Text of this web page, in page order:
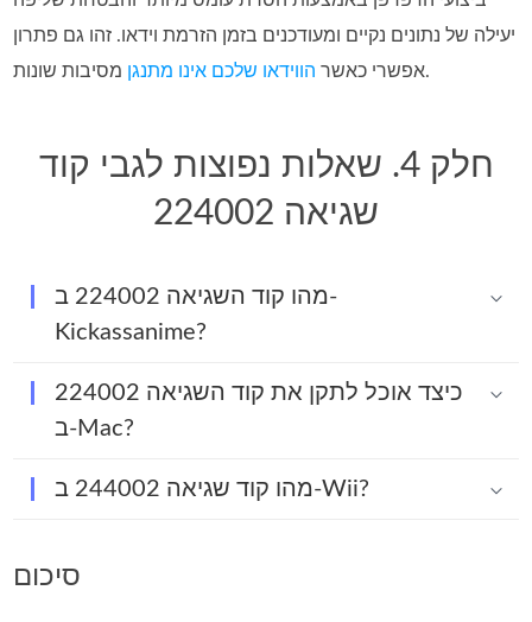
יעילה של נתונים נקיים ומעודכנים בזמן הזרמת וידאו. זהו גם פתרון
אפשרי כאשר הווידאו שלכם אינו מתנגן מסיבות שונות.
חלק 4. שאלות נפוצות לגבי קוד
שגיאה 224002
מהו קוד השגיאה 224002 ב-
Kickassanime?
כיצד אוכל לתקן את קוד השגיאה 224002
ב-Mac?
מהו קוד שגיאה 244002 ב-Wii?
סיכום